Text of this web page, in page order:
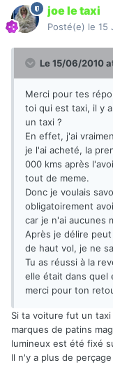
joe le taxi
Posté(e) le 15
Le 15/06/2010
Merci pour tes
toi qui est taxi, il y
un taxi ?
En effet, j'ai
je l'ai acheté, la
000 kms après
tout de meme.
Donc je voulais
obligatoirement
car je n'ai aucunes
Après je délire
de haut vol, je ne
Tu as réussi à la
elle était dans quel
merci pour ton
Si ta voiture fut un
marques de patins
lumineux est été fixé
Il n'y a plus de